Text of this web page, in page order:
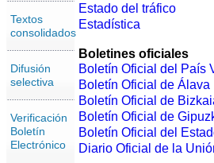
Textos
consolidados
Difusión
selectiva
Verificación
Boletín
Electrónico
Estado del tráfico
Estadística
Boletines oficiales
Boletín Oficial del País
Boletín Oficial de Álava
Boletín Oficial de
Boletín Oficial de
Boletín Oficial del
Diario Oficial de la